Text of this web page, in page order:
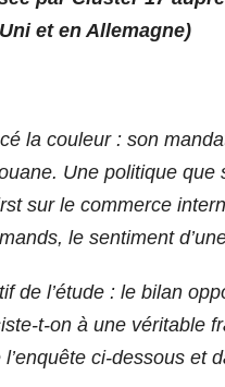
et en Allemagne)
la couleur : son
Une politique
sur le commerce
le sentiment
de l’étude : le bilan
t-on à une véritable
ci-dessous et